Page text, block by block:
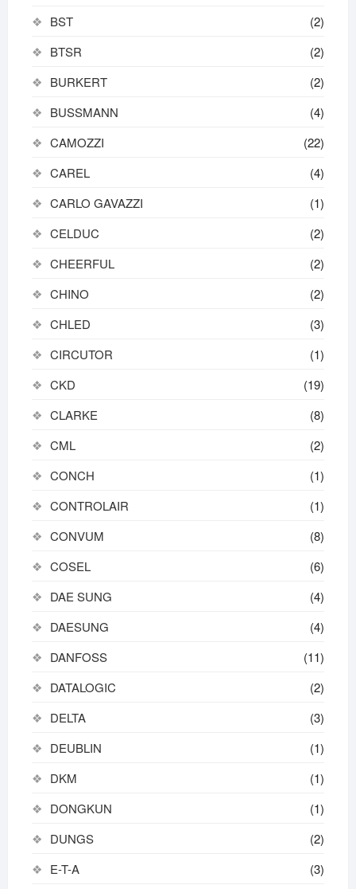
BST
(2)
BTSR
(2)
BURKERT
(2)
BUSSMANN
(4)
CAMOZZI
(22)
CAREL
(4)
CARLO GAVAZZI
(1)
CELDUC
(2)
CHEERFUL
(2)
CHINO
(2)
CHLED
(3)
CIRCUTOR
(1)
CKD
(19)
CLARKE
(8)
CML
(2)
CONCH
(1)
CONTROLAIR
(1)
CONVUM
(8)
COSEL
(6)
DAE SUNG
(4)
DAESUNG
(4)
DANFOSS
(11)
DATALOGIC
(2)
DELTA
(3)
DEUBLIN
(1)
DKM
(1)
DONGKUN
(1)
DUNGS
(2)
E-T-A
(3)